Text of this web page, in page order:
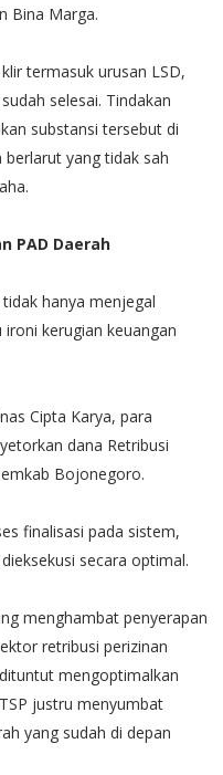
Bina Marga.
termasuk urusan LSD,
selesai. Tindakan
substansi tersebut di
yang tidak sah
PAD Daerah
hanya menjegal
kerugian keuangan
Cipta Karya, para
dana Retribusi
Bojonegoro.
finalisasi pada sistem,
secara optimal.
menghambat penyerapan
retribusi perizinan
mengoptimalkan
justru menyumbat
yang sudah di depan